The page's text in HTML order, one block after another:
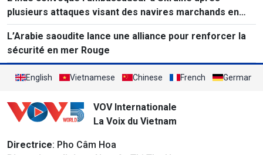
plusieurs attaques visant des navires marchands en
mer Noire.
L’Arabie saoudite lance une alliance pour renforcer la
sécurité en mer Rouge
English Vietnamese Chinese French German
VOV Internationale
La Voix du Vietnam
Directrice: Pho Câm Hoa